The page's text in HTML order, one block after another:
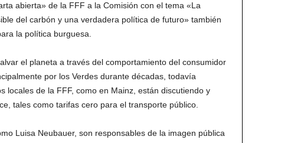
abierta» de la FFF a la Comisión con el tema «La
del carbón y una verdadera política de futuro» también
la política burguesa.
el planeta a través del comportamiento del consumidor
por los Verdes durante décadas, todavía
locales de la FFF, como en Mainz, están discutiendo y
tales como tarifas cero para el transporte público.
Luisa Neubauer, son responsables de la imagen pública